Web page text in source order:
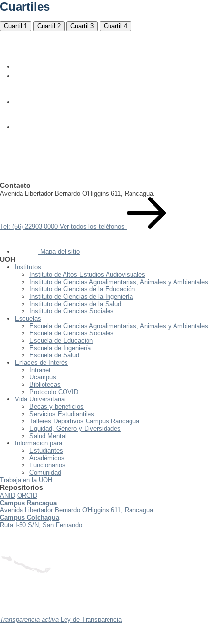
Cuartiles
Cuartil 1 Cuartil 2 Cuartil 3 Cuartil 4
Contacto
Avenida Libertador Bernardo O'Higgins 611, Rancagua.
Tel: (56) 22903 0000 Ver todos los teléfonos
Mapa del sitio
UOH
Institutos
Instituto de Altos Estudios Audiovisuales
Instituto de Ciencias Agroalimentarias, Animales y Ambientales
Instituto de Ciencias de la Educación
Instituto de Ciencias de la Ingeniería
Instituto de Ciencias de la Salud
Instituto de Ciencias Sociales
Escuelas
Escuela de Ciencias Agroalimentarias, Animales y Ambientales
Escuela de Ciencias Sociales
Escuela de Educación
Escuela de Ingeniería
Escuela de Salud
Enlaces de Interés
Intranet
Ucampus
Bibliotecas
Protocolo COVID
Vida Universitaria
Becas y beneficios
Servicios Estudiantiles
Talleres Deportivos Campus Rancagua
Equidad, Género y Diversidades
Salud Mental
Información para
Estudiantes
Académicos
Funcionarios
Comunidad
Trabaja en la UOH
Repositorios
ANID ORCID
Campus Rancagua
Avenida Libertador Bernardo O'Higgins 611, Rancagua.
Campus Colchagua
Ruta I-50 S/N, San Fernando.
Transparencia activa Ley de Transparencia